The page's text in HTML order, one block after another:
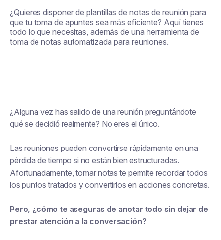
¿Quieres disponer de plantillas de notas de reunión para
que tu toma de apuntes sea más eficiente? Aquí tienes
todo lo que necesitas, además de una herramienta de
toma de notas automatizada para reuniones.
¿Alguna vez has salido de una reunión preguntándote
qué se decidió realmente? No eres el único.
Las reuniones pueden convertirse rápidamente en una
pérdida de tiempo si no están bien estructuradas.
Afortunadamente, tomar notas te permite recordar todos
los puntos tratados y convertirlos en acciones concretas.
Pero, ¿cómo te aseguras de anotar todo sin dejar de
prestar atención a la conversación?